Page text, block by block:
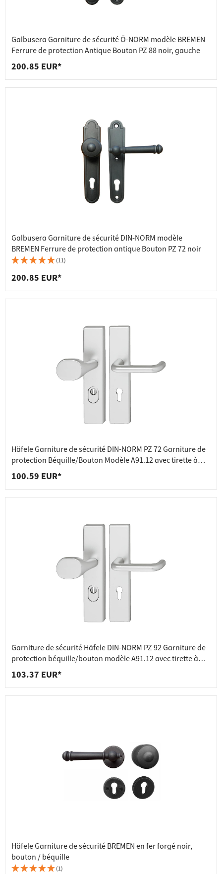
Galbusera Garniture de sécurité Ö-NORM modèle BREMEN
Ferrure de protection Antique Bouton PZ 88 noir, gauche
200.85 EUR*
Galbusera Garniture de sécurité DIN-NORM modèle
BREMEN Ferrure de protection antique Bouton PZ 72 noir
(11)
200.85 EUR*
Häfele Garniture de sécurité DIN-NORM PZ 72 Garniture de
protection Béquille/Bouton Modèle A91.12 avec tirette à
noyau
100.59 EUR*
Garniture de sécurité Häfele DIN-NORM PZ 92 Garniture de
protection béquille/bouton modèle A91.12 avec tirette à
noyau
103.37 EUR*
Häfele Garniture de sécurité BREMEN en fer forgé noir,
bouton / béquille
(1)